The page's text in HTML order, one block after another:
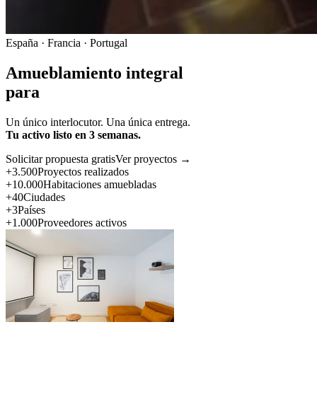
España · Francia · Portugal
Amueblamiento integral
para
Un único interlocutor. Una única entrega.
Tu activo listo en 3 semanas.
Solicitar propuesta gratisVer proyectos →
+3.500Proyectos realizados
+10.000Habitaciones amuebladas
+40Ciudades
+3Países
+1.000Proveedores activos